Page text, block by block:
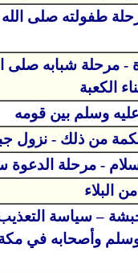
طفولته صلى
- مرحلة شبابه صلى
الكعبة
وسلم بين قومه
من ذلك - نزول
- مرحلة الدعوة
البلاء
– سياسة
وسلم وأصحابه في